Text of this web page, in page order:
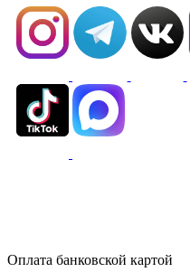
Оплата банковской картой